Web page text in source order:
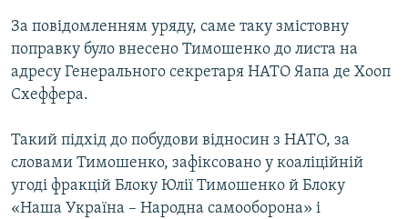
За повідомленням уряду, саме таку змістовну
поправку було внесено Тимошенко до листа на
адресу Генерального секретаря НАТО Яапа де Хооп
Схеффера.
Такий підхід до побудови відносин з НАТО, за
словами Тимошенко, зафіксовано у коаліційній
угоді фракцій Блоку Юлії Тимошенко й Блоку
«Наша Україна – Народна самооборона» і